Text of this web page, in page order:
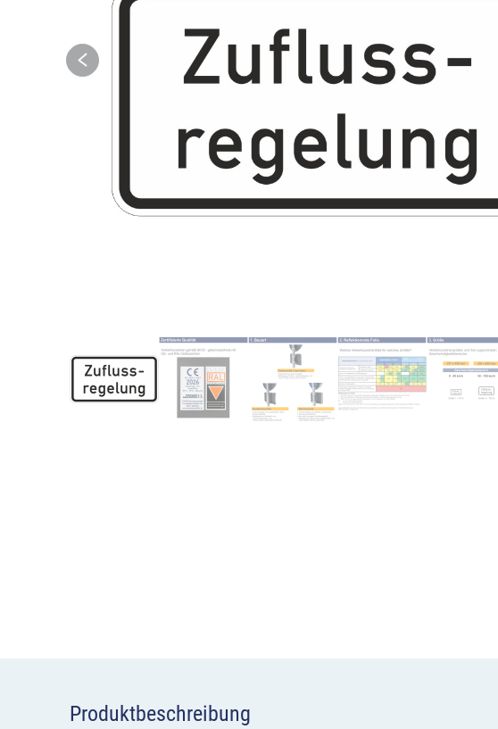
Produktbeschreibung